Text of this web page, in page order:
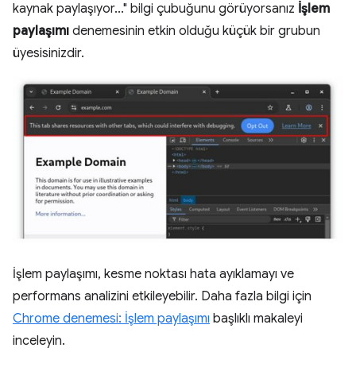
kaynak paylaşıyor..." bilgi çubuğunu görüyorsanız İşlem
paylaşımı denemesinin etkin olduğu küçük bir grubun
üyesisinizdir.
İşlem paylaşımı, kesme noktası hata ayıklamayı ve
performans analizini etkileyebilir. Daha fazla bilgi için
Chrome denemesi: İşlem paylaşımı başlıklı makaleyi
inceleyin.